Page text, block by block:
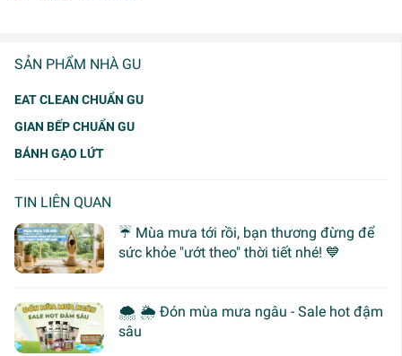
SẢN PHẨM NHÀ GU
EAT CLEAN CHUẨN GU
GIAN BẾP CHUẨN GU
BÁNH GẠO LỨT
TIN LIÊN QUAN
☔ Mùa mưa tới rồi, bạn thương đừng để
sức khỏe "ướt theo" thời tiết nhé! 💙
🌨 🌦 Đón mùa mưa ngâu - Sale hot đậm
sâu